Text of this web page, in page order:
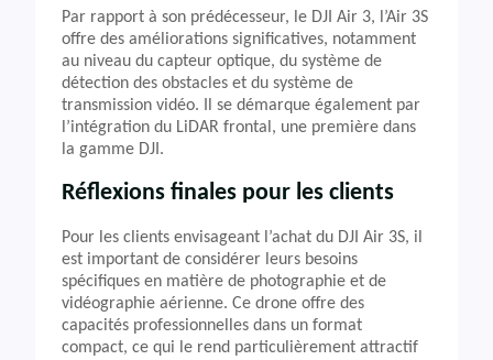
Par rapport à son prédécesseur, le DJI Air 3, l’Air 3S
offre des améliorations significatives, notamment
au niveau du capteur optique, du système de
détection des obstacles et du système de
transmission vidéo. Il se démarque également par
l’intégration du LiDAR frontal, une première dans
la gamme DJI.
Réflexions finales pour les clients
Pour les clients envisageant l’achat du DJI Air 3S, il
est important de considérer leurs besoins
spécifiques en matière de photographie et de
vidéographie aérienne. Ce drone offre des
capacités professionnelles dans un format
compact, ce qui le rend particulièrement attractif